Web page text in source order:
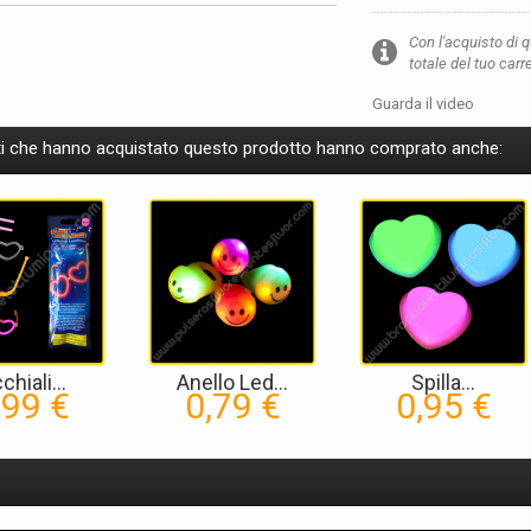
Con l'acquisto di
totale del tuo
Guarda il video
che hanno acquistato questo prodotto hanno comprato anche:
€
Anello Led...
0,79 €
Spilla...
0,95 €